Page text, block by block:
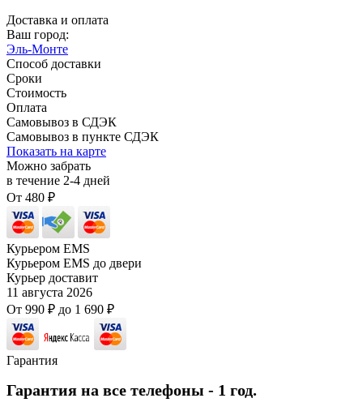
Доставка и оплата
Ваш город:
Эль-Монте
Способ доставки
Сроки
Стоимость
Оплата
Самовывоз в СДЭК
Самовывоз в пункте СДЭК
Показать на карте
Можно забрать
в течение 2-4 дней
От 480 ₽
Курьером EMS
Курьером EMS до двери
Курьер доставит
11 августа 2026
От 990 ₽ до 1 690 ₽
Гарантия
Гарантия на все телефоны - 1 год.